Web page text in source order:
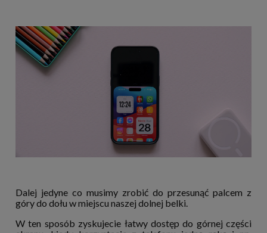
Dalej jedyne co musimy zrobić do przesunąć palcem z
góry do dołu w miejscu naszej dolnej belki.
W ten sposób zyskujecie łatwy dostęp do górnej części